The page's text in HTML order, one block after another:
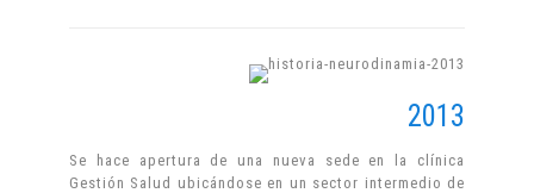
2013
Se hace apertura de una nueva sede en la clínica
Gestión Salud ubicándose en un sector intermedio de